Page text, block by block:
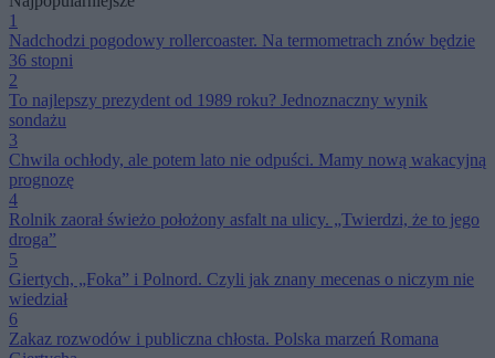
1
Nadchodzi pogodowy rollercoaster. Na termometrach znów będzie
36 stopni
2
To najlepszy prezydent od 1989 roku? Jednoznaczny wynik
sondażu
3
Chwila ochłody, ale potem lato nie odpuści. Mamy nową wakacyjną
prognozę
4
Rolnik zaorał świeżo położony asfalt na ulicy. „Twierdzi, że to jego
droga”
5
Giertych, „Foka” i Polnord. Czyli jak znany mecenas o niczym nie
wiedział
6
Zakaz rozwodów i publiczna chłosta. Polska marzeń Romana